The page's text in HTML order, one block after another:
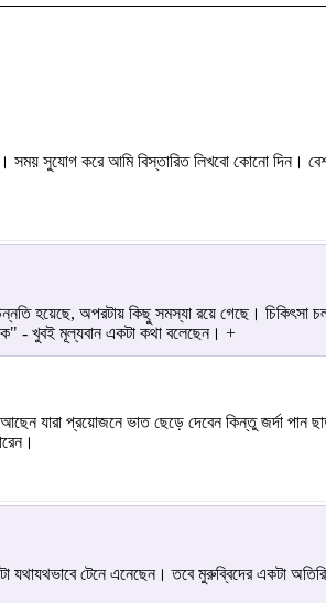
সময় সুযোগ করে আমি বিস্তারিত লিখবো কোনো দিন।
হয়েছে, অপরটায় কিছু সমস্যা রয়ে গেছে। চিকিৎসা
- খুবই মূল্যবান একটা কথা বলেছেন। +
যারা প্রয়োজনে ভাত ছেড়ে দেবেন কিন্তু জর্দা
যথাযথভাবে টেনে এনেছেন। তবে মুরুব্বিদের একটা